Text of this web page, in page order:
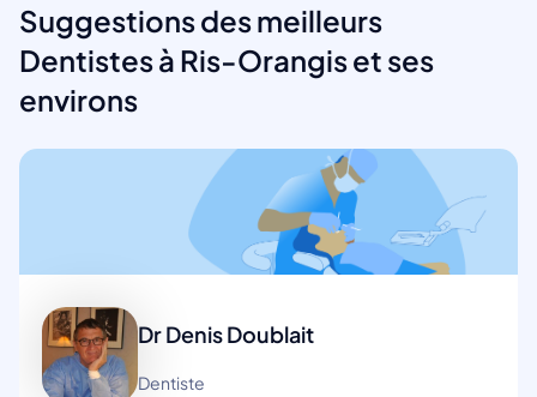
Suggestions des meilleurs
Dentistes à Ris-Orangis et ses
environs
Dr Denis Doublait
Dentiste